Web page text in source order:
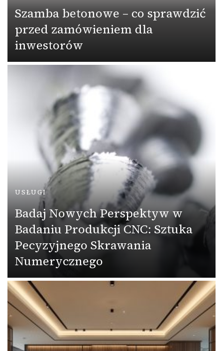
Szamba betonowe – co sprawdzić
przed zamówieniem dla
inwestorów
USŁUGI
Badaj Nowych Perspektyw w
Badaniu Produkcji CNC: Sztuka
Pecyzyjnego Skrawania
Numerycznego